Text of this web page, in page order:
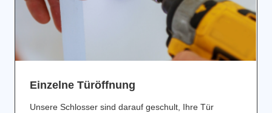
Einzelne Türöffnung
Unsere Schlosser sind darauf geschult, Ihre Tür